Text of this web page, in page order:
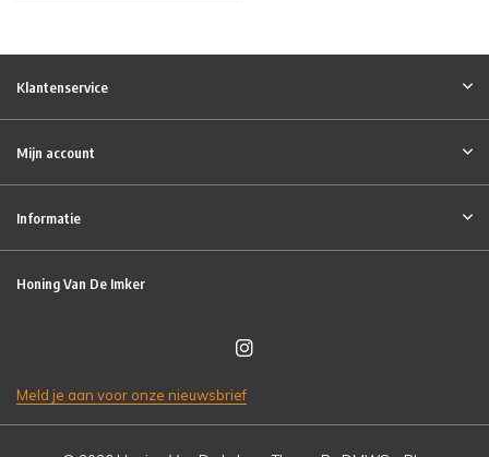
Klantenservice
Mijn account
Informatie
Honing Van De Imker
Meld je aan voor onze nieuwsbrief